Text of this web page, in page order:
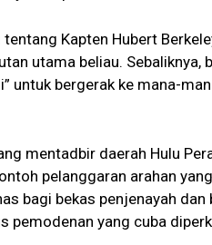
Kapten Hubert
utama beliau. Sebaliknya,
untuk bergerak ke mana-
mentadbir daerah Hulu
pelanggaran arahan
bagi bekas penjenayah
pemodenan yang cuba